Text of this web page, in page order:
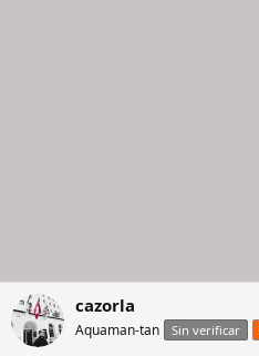
cazorla
Aquaman-tan Sin verificar